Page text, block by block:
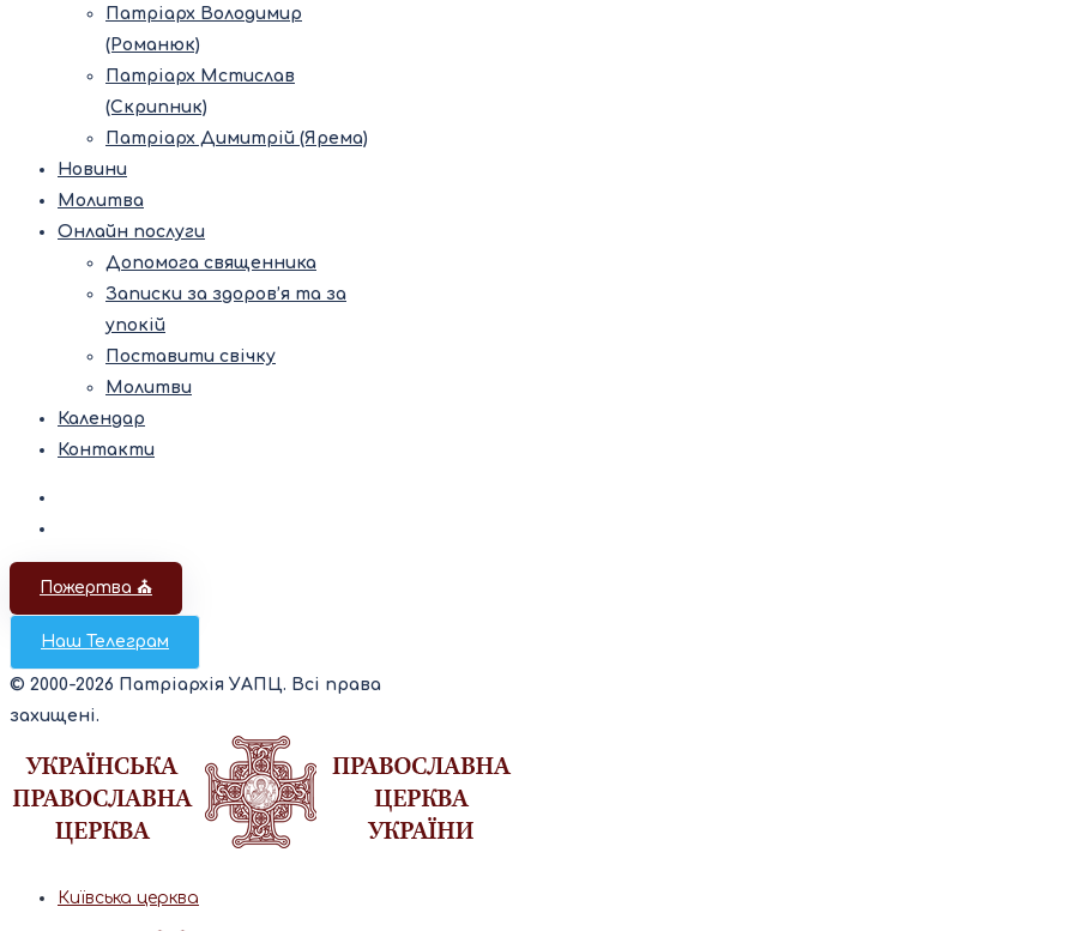
Патріарх Володимир
(Романюк)
Патріарх Мстислав
(Скрипник)
Патріарх Димитрій (Ярема)
Новини
Молитва
Онлайн послуги
Допомога священника
Записки за здоров’я та за
упокій
Поставити свічку
Молитви
Календар
Контакти
Пожертва ⛪️
Наш Телеграм
© 2000-2026 Патріархія УАПЦ. Всі права
захищені.
Київська церква